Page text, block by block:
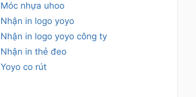
Móc nhựa uhoo
Nhận in logo yoyo
Nhận in logo yoyo công ty
Nhận in thẻ đeo
Yoyo co rút